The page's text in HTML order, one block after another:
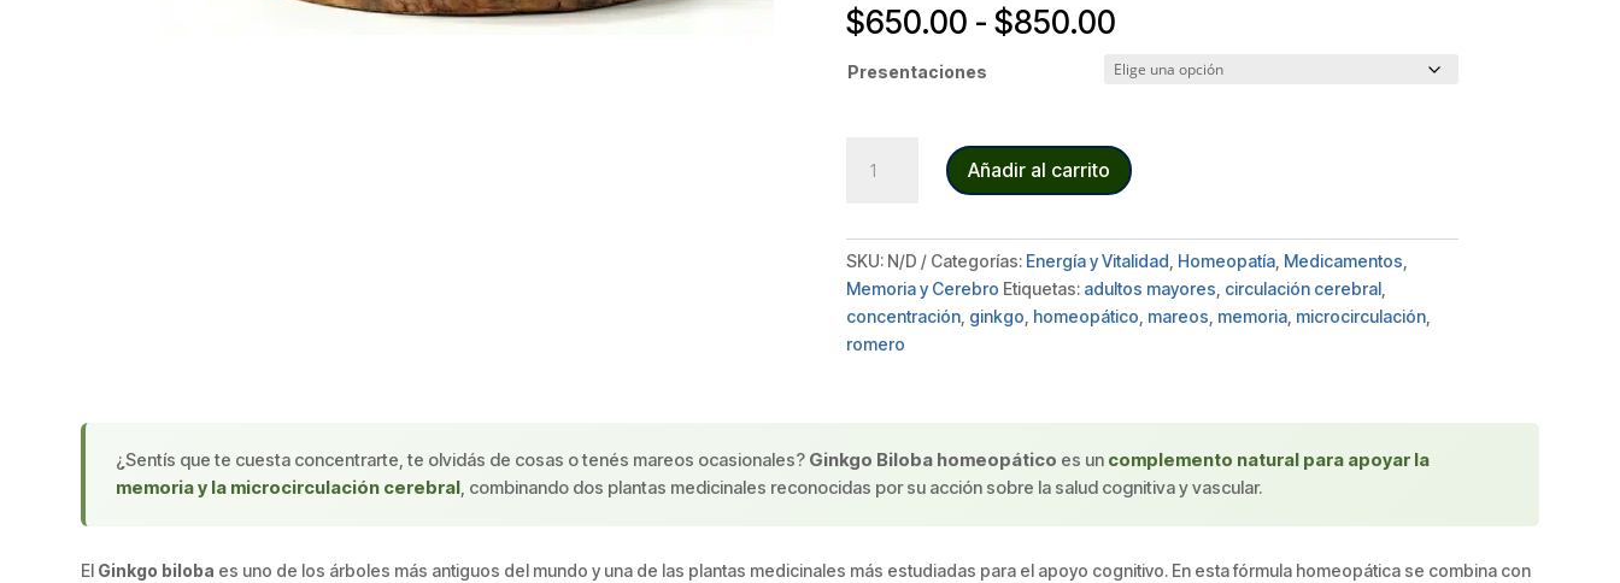
$650.00 - $850.00Rango
precios:
hasta
$850.00
Presentaciones
BILOBA
Añadir al carrito
SKU: N/D Categorías: Energía y Vitalidad, Homeopatía, Medicamentos,
Memoria y Cerebro Etiquetas: adultos mayores, circulación cerebral,
concentración, ginkgo, homeopático, mareos, memoria, microcirculación,
romero
¿Sentís que te cuesta concentrarte, te olvidás de cosas o tenés mareos ocasionales? Ginkgo Biloba homeopático es un complemento natural para apoyar la
memoria y la microcirculación cerebral, combinando dos plantas medicinales reconocidas por su acción sobre la salud cognitiva y vascular.
El Ginkgo biloba es uno de los árboles más antiguos del mundo y una de las plantas medicinales más estudiadas para el apoyo cognitivo. En esta fórmula homeopática se combina con